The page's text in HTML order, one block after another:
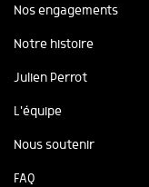
Nos engagements
Notre histoire
Julien Perrot
L'équipe
Nous soutenir
FAQ